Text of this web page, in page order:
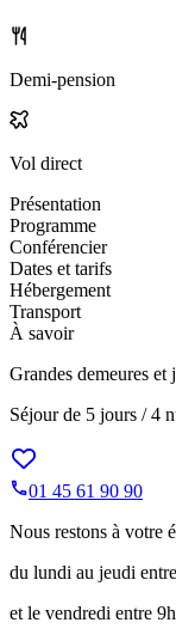
Demi-pension
Vol direct
Présentation
Programme
Conférencier
Dates et tarifs
Hébergement
Transport
À savoir
Grandes demeures
Séjour de 5 jours / 4
01 45 61 90 90
Nous restons à votre
du lundi au jeudi
et le vendredi entre